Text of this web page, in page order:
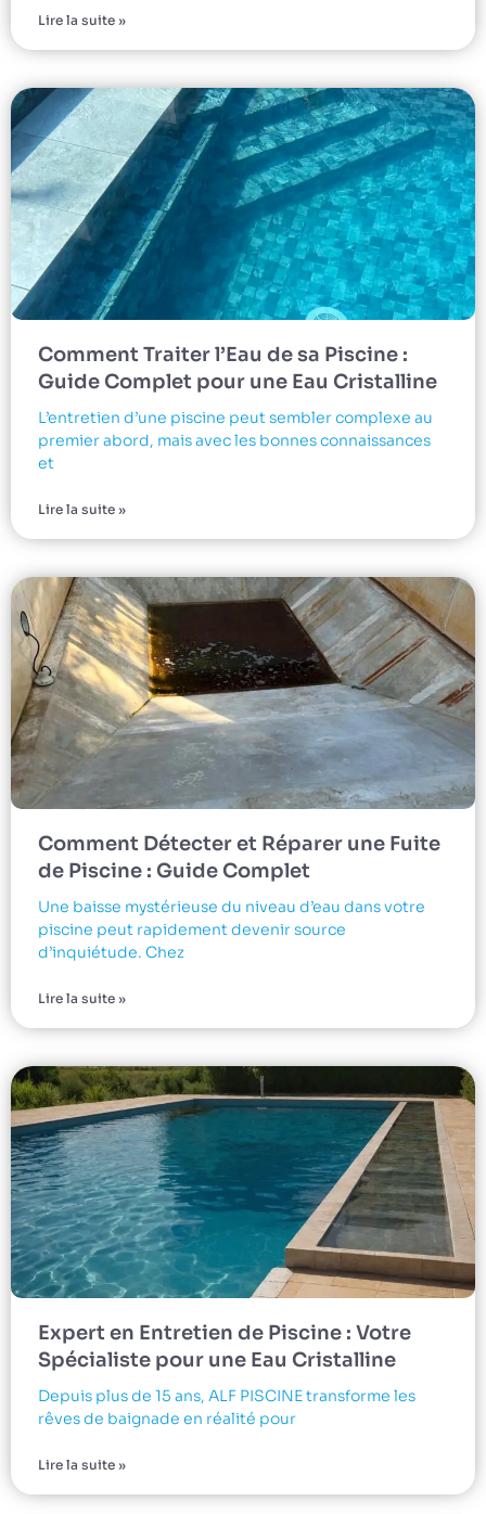
Lire la suite »
Comment Traiter l’Eau de sa Piscine :
Guide Complet pour une Eau Cristalline
L’entretien d’une piscine peut sembler complexe au
premier abord, mais avec les bonnes connaissances
et
Lire la suite »
Comment Détecter et Réparer une Fuite
de Piscine : Guide Complet
Une baisse mystérieuse du niveau d’eau dans votre
piscine peut rapidement devenir source
d’inquiétude. Chez
Lire la suite »
Expert en Entretien de Piscine : Votre
Spécialiste pour une Eau Cristalline
Depuis plus de 15 ans, ALF PISCINE transforme les
rêves de baignade en réalité pour
Lire la suite »